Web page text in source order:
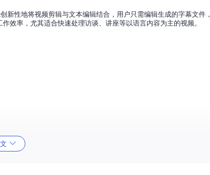
性地将视频剪辑与文本编辑结合，用户只需编辑生成的字幕文件，
效率，尤其适合快速处理访谈、讲座等以语言内容为主的视频。